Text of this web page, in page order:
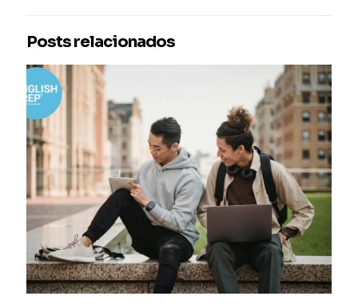
Posts relacionados